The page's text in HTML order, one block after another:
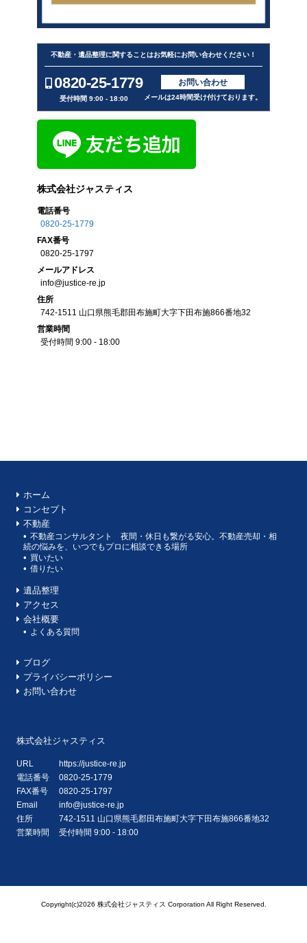
不動産・遺品整理に関することはお気軽にお問い合わせください！
0820-25-1779
受付時間 9:00 - 18:00
お問い合わせ
メールは24時間受け付けております。
株式会社ジャスティス
電話番号
0820-25-1779
FAX番号
0820-25-1797
メールアドレス
info@justice-re.jp
住所
742-1511 山口県熊毛郡田布施町大字下田布施866番地32
営業時間
受付時間 9:00 - 18:00
ホーム
コンセプト
不動産
不動産コンサルタント 夜間・休日も繋がる安心。不動産売却・相
続の悩みを、いつでもプロに相談できる場所
買いたい
借りたい
遺品整理
アクセス
会社概要
よくある質問
ブログ
プライバシーポリシー
お問い合わせ
株式会社ジャスティス
URL
https://justice-re.jp
電話番号
0820-25-1779
FAX番号
0820-25-1797
Email
info@justice-re.jp
住所
742-1511 山口県熊毛郡田布施町大字下田布施866番地32
営業時間
受付時間 9:00 - 18:00
Copyright(c)2026 株式会社ジャスティス Corporation All Right Reserved.